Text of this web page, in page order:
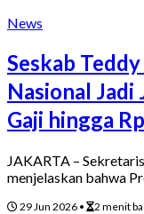
News
Seskab
Nasional Jadi
Gaji hingga
JAKARTA –
menjelaskan bahwa
29 Jun 2026 • 2 menit